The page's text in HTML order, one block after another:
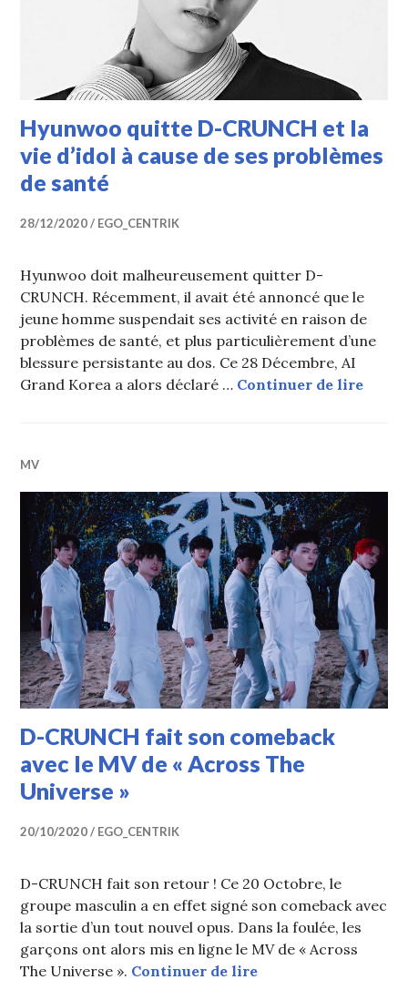
Hyunwoo quitte D-CRUNCH et la
vie d’idol à cause de ses problèmes
de santé
28/12/2020 EGO_CENTRIK
Hyunwoo doit malheureusement quitter D-
CRUNCH. Récemment, il avait été annoncé que le
jeune homme suspendait ses activité en raison de
problèmes de santé, et plus particulièrement d’une
blessure persistante au dos. Ce 28 Décembre, AI
Grand Korea a alors déclaré … Continuer de lire
MV
D-CRUNCH fait son comeback
avec le MV de « Across The
Universe »
20/10/2020 EGO_CENTRIK
D-CRUNCH fait son retour ! Ce 20 Octobre, le
groupe masculin a en effet signé son comeback avec
la sortie d’un tout nouvel opus. Dans la foulée, les
garçons ont alors mis en ligne le MV de « Across
The Universe ». Continuer de lireD-CRUNCH fait son